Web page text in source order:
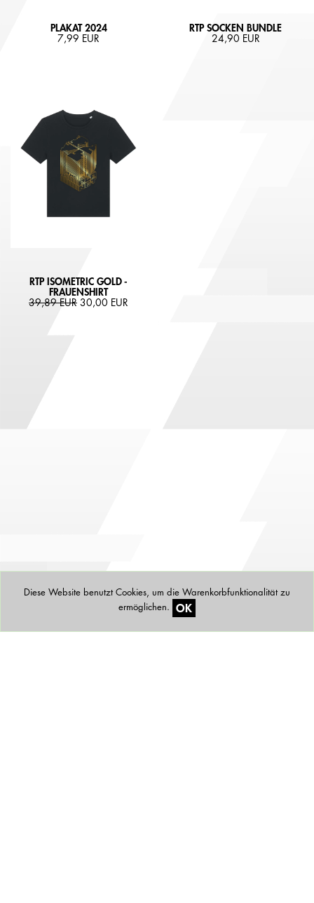
PLAKAT 2024
7,99 EUR
RTP SOCKEN BUNDLE
24,90 EUR
RTP ISOMETRIC GOLD -
FRAUENSHIRT
39,89 EUR 30,00 EUR
Diese Website benutzt Cookies, um die Warenkorbfunktionalität zu
ermöglichen. OK